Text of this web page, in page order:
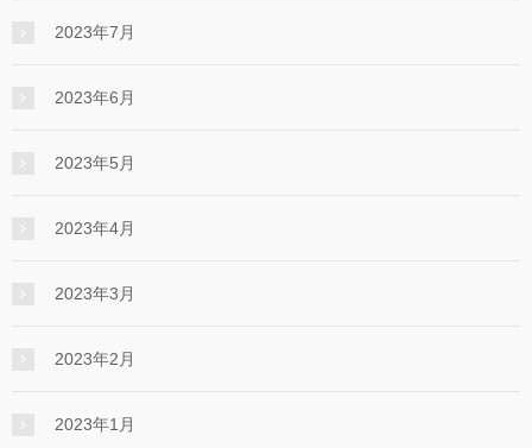
2023年7月
2023年6月
2023年5月
2023年4月
2023年3月
2023年2月
2023年1月